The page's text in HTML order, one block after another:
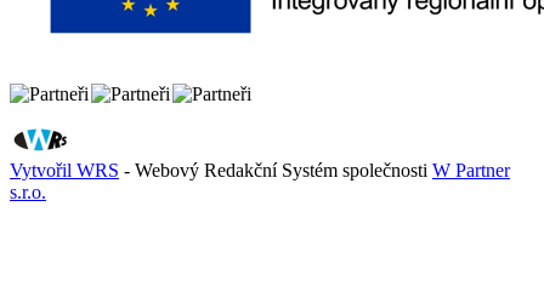
Vytvořil WRS - Webový Redakční Systém společnosti W Partner
s.r.o.